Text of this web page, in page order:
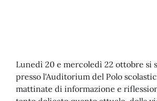
Lunedì 20 e mercoledì 22 ottobre si
presso l'Auditorium del Polo
mattinate di informazione e